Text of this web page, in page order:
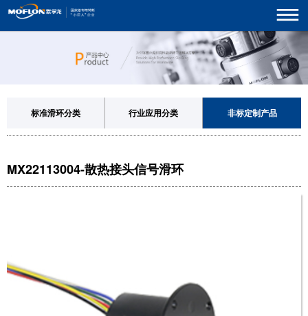
标准滑环分类 行业应用分类 非标定制产品
MX22113004-散热接头信号滑环